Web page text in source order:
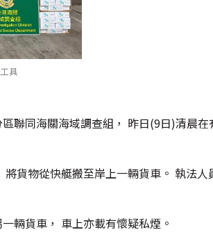
具
聯同海關海域調查組， 昨日(9日)清晨在
貨物從快艇搬至岸上一輛貨車。 執法人
輛貨車， 車上亦載有懷疑私煙。